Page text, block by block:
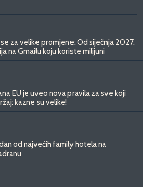
za velike promjene: Od siječnja 2027.
na Gmailu koju koriste milijuni
EU je uveo nova pravila za sve koji
kazne su velike!
od najvećih family hotela na